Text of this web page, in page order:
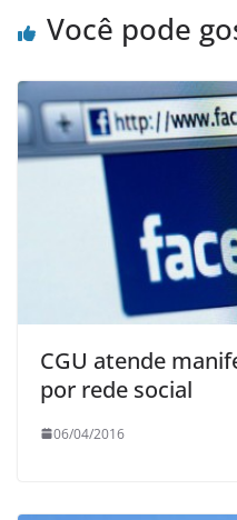
Você pode
CGU atende
por rede social
06/04/2016